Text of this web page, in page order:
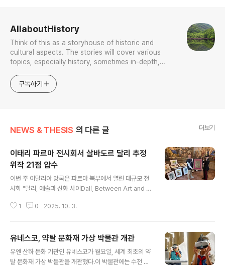
AllaboutHistory
Think of this as a storyhouse of historic and
cultural aspects. The stories will cover various
topics, especially history, sometimes in-depth,
approach will be to resist any common sense or
generalized viewpoint
구독하기
NEWS & THESIS 의 다른 글 더보기
이태리 파르마 전시회서 살바도르 달리 추정
위작 21점 압수
이번 주 이탈리아 당국은 파르마 북부에서 열린 대규모 전
시회 "달리, 예술과 신화 사이Dalí, Between Art and M
압수했다. 80점의 드로잉, 판화, 태피스트리tapestries
라비니에리Carabinieri 문화유산보호사령부(TPC)와 스
페인 전문가들이 해당 작품들이 진품이 아닐 가능성이 있
다는 데 동의하자 로마 법원은 압수 명령을 내렸다. 카라비
1 0 2025. 10. 3.
유네스코, 약탈 문화재 가상 박물관 개관
유엔 산하 문화 기관인 유네스코가 월요일, 세계 최초의 약
탈 문화재 가상 박물관을 개관했다.이 박물관에는 수천 점